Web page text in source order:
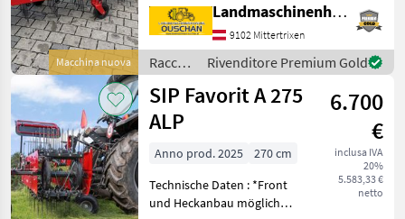
Macchina nuova
II - Arbeitsbreite 250cm -
Drehzahl 540U/min - 4
Reihig - 2 Tasträder -
Gelenkwelle - Schwadtuch
Landmaschinenhandel Ouschan Anton
9102 Mittertrixen
Raccolta
mangimi
/ SIP
Rivenditore Premium Gold
SIP Favorit A 275
ALP
6.700
€
inclusa IVA
20%
5.583,33 €
netto
Anno prod. 2025
270 cm
Technische Daten : *Front
und Heckanbau möglich